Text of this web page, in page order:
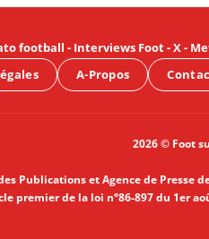
football - Interviews Foot-X-
A-Propos
2026 © Foot
Publications et Agence de Presse
premier de la loi n°86-897 du 1er